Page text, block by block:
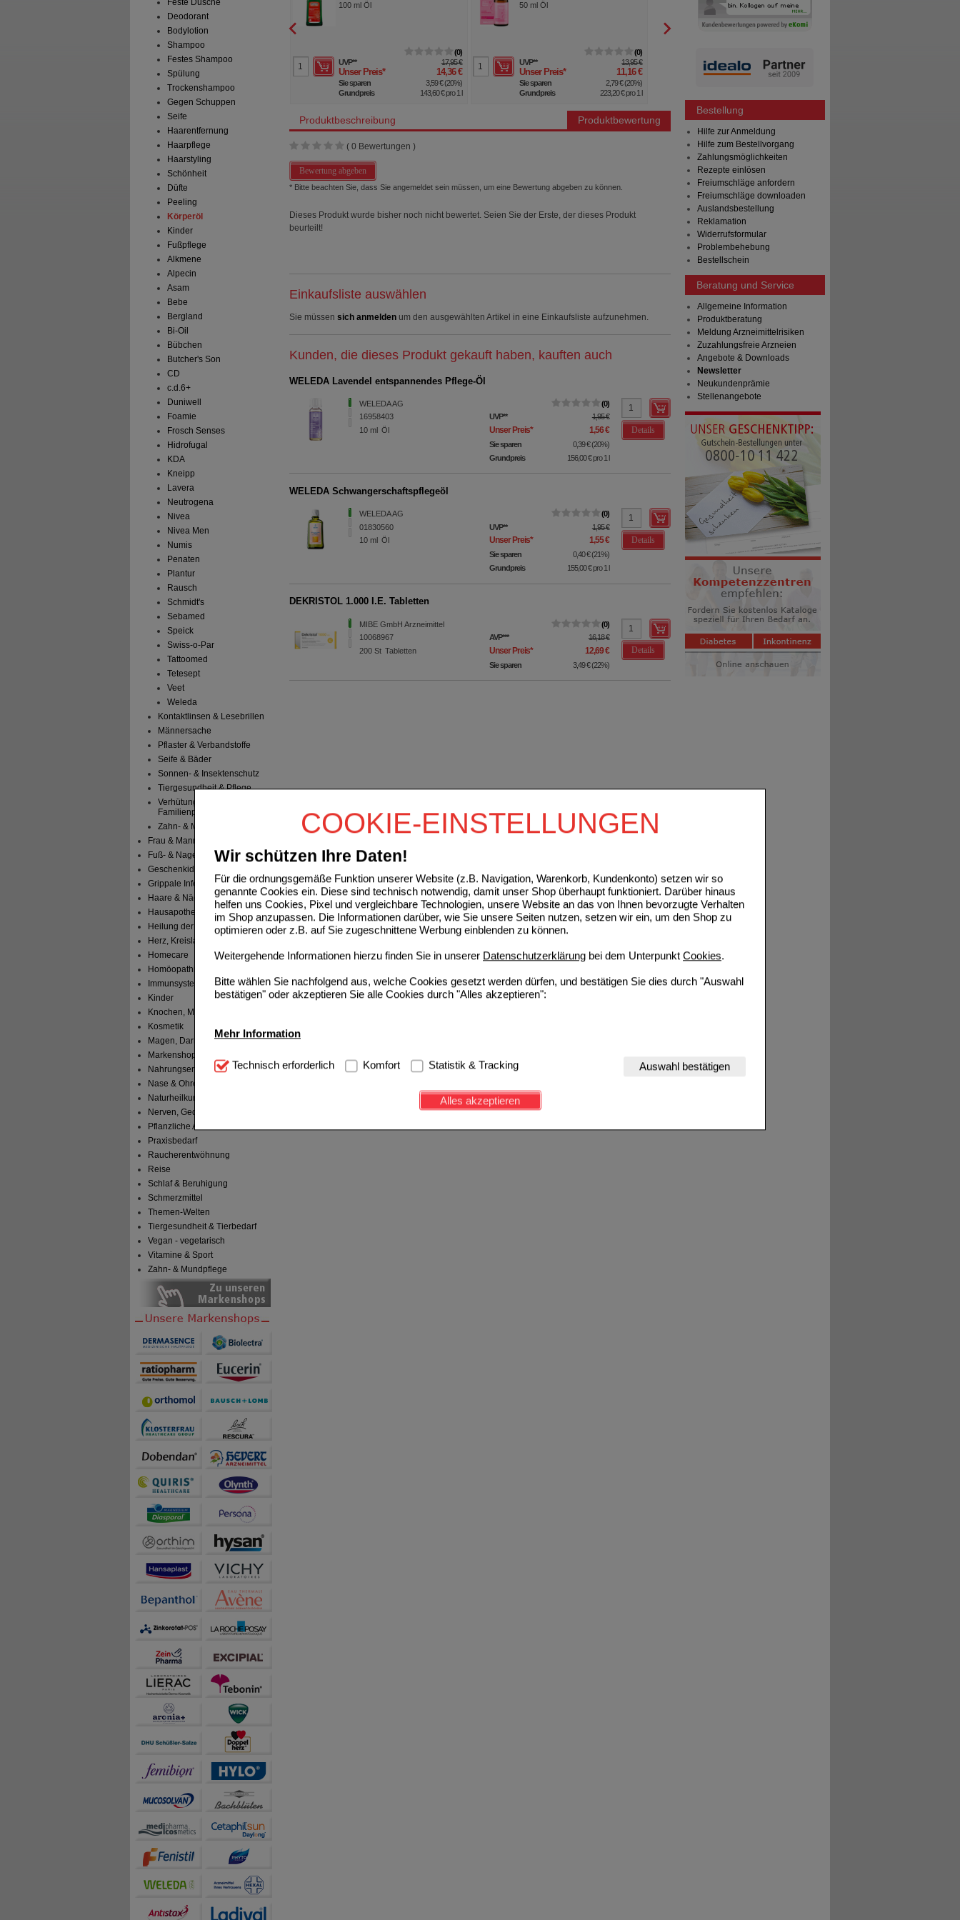
COOKIE-EINSTELLUNGEN
Wir schützen Ihre Daten!
Für die ordnungsgemäße Funktion unserer Website (z.B. Navigation, Warenkorb, Kundenkonto) setzen wir so
genannte Cookies ein. Diese sind technisch notwendig, damit unser Shop überhaupt funktioniert. Darüber hinaus
helfen uns Cookies, Pixel und vergleichbare Technologien, unsere Website an das von Ihnen bevorzugte Verhalten
im Shop anzupassen. Die Informationen darüber, wie Sie unsere Seiten nutzen, setzen wir ein, um den Shop zu
optimieren oder z.B. auf Sie zugeschnittene Werbung einblenden zu können.
Weitergehende Informationen hierzu finden Sie in unserer Datenschutzerklärung bei dem Unterpunkt Cookies.
Bitte wählen Sie nachfolgend aus, welche Cookies gesetzt werden dürfen, und bestätigen Sie dies durch "Auswahl
bestätigen" oder akzeptieren Sie alle Cookies durch "Alles akzeptieren":
Mehr Information
Technisch Notwendig: Hierbei handelt es sich um Cookies, die für die Grundfunktionen unserer Website
notwendig sind (z.B. Navigation, Warenkorb, Kundenkonto), weshalb auf diese nicht verzichtet werden kann.
Diese Cookies werden genutzt um das Einkaufserlebnis noch ansprechender zu gestalten,
beispielsweise für die Wiedererkennung des Besuchers oder unsere Seite an bevorzugte Verhaltensweisen (z.B.
Statistik & Tracking:
auch die Werbung auf Drittseiten möglichst relevant für Sie zu gestalten. Bitte beachten Sie, dass Daten hierfür
Technisch erforderlich Komfort Statistik & Tracking Auswahl bestätigen
Alles akzeptieren
Feste Dusche
Deodorant
Bodylotion
Shampoo
Festes Shampoo
Spülung
Trockenshampoo
Gegen Schuppen
Seife
Haarentfernung
Haarpflege
Haarstyling
Schönheit
Düfte
Peeling
Körperöl
Kinder
Fußpflege
Alkmene
Alpecin
Asam
Bebe
Bergland
Bi-Oil
Bübchen
Butcher's Son
CD
c.d.6+
Duniwell
Foamie
Frosch Senses
Hidrofugal
KDA
Kneipp
Lavera
Neutrogena
Nivea
Nivea Men
Numis
Penaten
Plantur
Rausch
Schmidt's
Sebamed
Speick
Swiss-o-Par
Tattoomed
Tetesept
Veet
Weleda
Kontaktlinsen & Lesebrillen
Männersache
Pflaster & Verbandstoffe
Seife & Bäder
Sonnen- & Insektenschutz
Tiergesundheit & Pflege
Verhütung &
Familienplanung
Zahn- & Mundpflege
Frau & Mann
Fuß- & Nagelpilz
Geschenkideen
Grippale Infekte & Erkältung
Haare & Nägel
Hausapotheke
Heilung der Haut
Herz, Kreislauf & Blut
Homecare
Homöopathische Mittel
Immunsystem
Kinder
Knochen, Muskeln & Gelenke
Kosmetik
Magen, Darm & Leber
Markenshops
Nahrungsergänzung
Nase & Ohren
Naturheilkunde
Nerven, Gedächtnis & Gemüt
Pflanzliche Arzneimittel
Praxisbedarf
Raucherentwöhnung
Reise
Schlaf & Beruhigung
Schmerzmittel
Themen-Welten
Tiergesundheit & Tierbedarf
Vegan - vegetarisch
Vitamine & Sport
Zahn- & Mundpflege
25g Salbe
AVP***
Unser Preis
Sie sparen
Grundpreis
326,00 €
100 ml Öl
0
UVP** 17,95 €
Unser Preis* 14,36 €
Sie sparen 3,59 €(20%)
Grundpreis
143,60 €pro 1 l
50 ml Öl
0
UVP** 13,95 €
Unser Preis* 11,16 €
Sie sparen 2,79 €(20%)
Grundpreis
223,20 €pro 1 l
ml Öl
UVP** 17,95 €
Unser Preis* 15,50 €
Produktbeschreibung Produktbewertung
( 0 Bewertungen )
Bewertung abgeben
* Bitte beachten Sie, dass Sie angemeldet sein müssen, um eine Bewertung abgeben zu können.
Dieses Produkt wurde bisher noch nicht bewertet. Seien Sie der Erste, der dieses Produkt
beurteilt!
Einkaufsliste auswählen
Sie müssen sich anmelden um den ausgewählten Artikel in eine Einkaufsliste aufzunehmen.
Kunden, die dieses Produkt gekauft haben, kauften auch
WELEDA Lavendel entspannendes Pflege-Öl
WELEDA AG
16958403
10 ml Öl
0
UVP** 1,95 €
Unser Preis* 1,56 €
Sie sparen 0,39 €(20%)
Grundpreis
156,00 €pro 1 l
Details
WELEDA Schwangerschaftspflegeöl
WELEDA AG
01830560
10 ml Öl
0
UVP** 1,95 €
Unser Preis* 1,55 €
Sie sparen 0,40 €(21%)
Grundpreis
155,00 €pro 1 l
Details
DEKRISTOL 1.000 I.E. Tabletten
MIBE GmbH Arzneimittel
10068967
200St Tabletten
0
AVP*** 16,18 €
Unser Preis* 12,69 €
Sie sparen 3,49 €(22%)
Details
Bestellung
Hilfe zur Anmeldung
Hilfe zum Bestellvorgang
Zahlungsmöglichkeiten
Rezepte einlösen
Freiumschläge anfordern
Freiumschläge downloaden
Auslandsbestellung
Reklamation
Widerrufsformular
Problembehebung
Bestellschein
Beratung und Service
Allgemeine Information
Produktberatung
Meldung Arzneimittelrisiken
Zuzahlungsfreie Arzneien
Angebote & Downloads
Newsletter
Neukundenprämie
Stellenangebote